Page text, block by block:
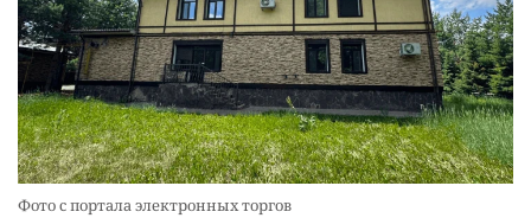
Фото с портала электронных торгов